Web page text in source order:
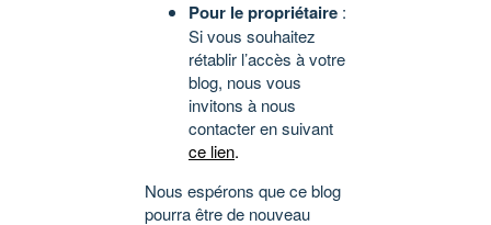
Pour le propriétaire :
Si vous souhaitez
rétablir l’accès à votre
blog, nous vous
invitons à nous
contacter en suivant
ce lien.
Nous espérons que ce blog
pourra être de nouveau